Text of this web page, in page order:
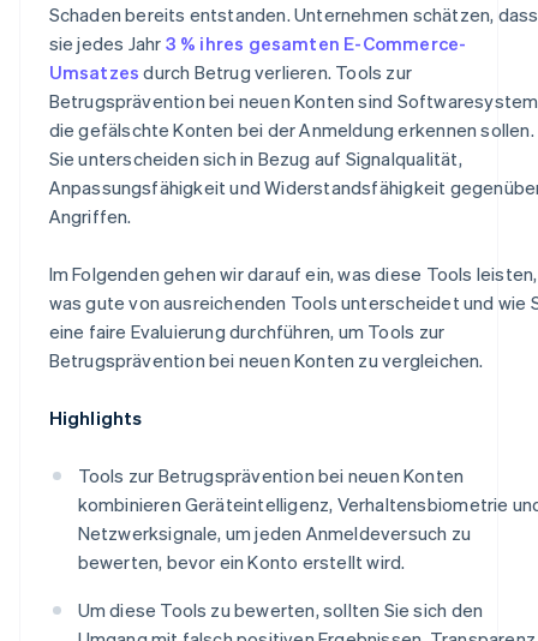
Schaden bereits entstanden. Unternehmen schätzen, dass
sie jedes Jahr 3 % ihres gesamten E-Commerce-
Umsatzes durch Betrug verlieren. Tools zur
Betrugsprävention bei neuen Konten sind
die gefälschte Konten bei der Anmeldung erkennen sollen.
Sie unterscheiden sich in Bezug auf Signalqualität,
Anpassungsfähigkeit und Widerstandsfähigkeit
Angriffen.
Im Folgenden gehen wir darauf ein, was diese Tools leisten,
was gute von ausreichenden Tools unterscheidet und wie
eine faire Evaluierung durchführen, um Tools zur
Betrugsprävention bei neuen Konten zu vergleichen.
Highlights
Tools zur Betrugsprävention bei neuen Konten
kombinieren Geräteintelligenz, Verhaltensbiometrie
Netzwerksignale, um jeden Anmeldeversuch zu
bewerten, bevor ein Konto erstellt wird.
Um diese Tools zu bewerten, sollten Sie sich den